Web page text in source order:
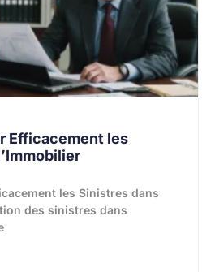
Efficacement les
les Sinistres dans
des sinistres dans